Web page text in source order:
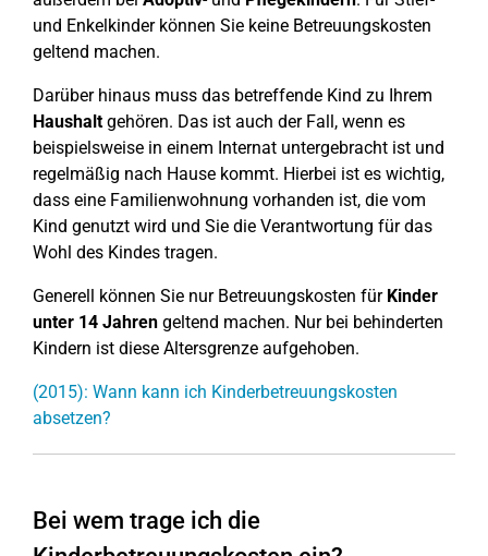
und Enkelkinder können Sie keine Betreuungskosten
geltend machen.
Darüber hinaus muss das betreffende Kind zu Ihrem
Haushaltgehören. Das ist auch der Fall, wenn es
beispielsweise in einem Internat untergebracht ist und
regelmäßig nach Hause kommt. Hierbei ist es wichtig,
dass eine Familienwohnung vorhanden ist, die vom
Kind genutzt wird und Sie die Verantwortung für das
Wohl des Kindes tragen.
Generell können Sie nur Betreuungskosten für Kinder
unter 14 Jahren geltend machen. Nur bei behinderten
Kindern ist diese Altersgrenze aufgehoben.
(2015): Wann kann ich Kinderbetreuungskosten
absetzen?
Bei wem trage ich die